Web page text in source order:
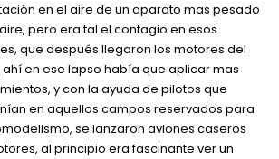
en el aire de un aparato mas pesado
pero era tal el contagio en esos
que después llegaron los motores del
ahí en ese lapso había que aplicar mas
y con la ayuda de pilotos que
en aquellos campos reservados para
se lanzaron aviones caseros
al principio era fascinante ver un